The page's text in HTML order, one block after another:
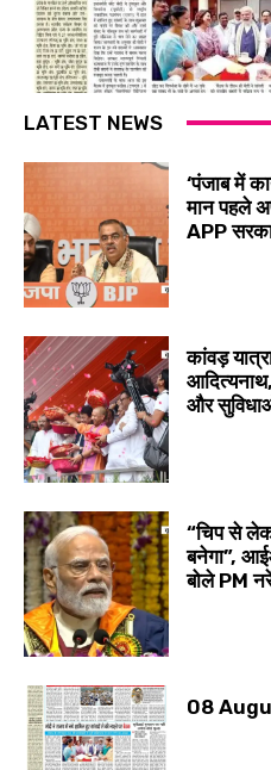
LATEST NEWS
‘पंजाब में
मान पहले
APP
कांवड़
आदित्यनाथ,
और
“चिप से
बनेगा”,
बोले PM
08